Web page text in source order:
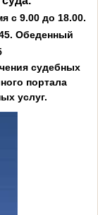
с 9.00 до 18.00.
Обеденный
судебных
портала
услуг.